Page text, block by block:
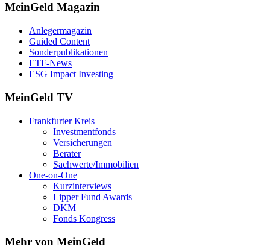
MeinGeld Magazin
Anlegermagazin
Guided Content
Sonderpublikationen
ETF-News
ESG Impact Investing
MeinGeld TV
Frankfurter Kreis
Investmentfonds
Versicherungen
Berater
Sachwerte/Immobilien
One-on-One
Kurzinterviews
Lipper Fund Awards
DKM
Fonds Kongress
Mehr von MeinGeld